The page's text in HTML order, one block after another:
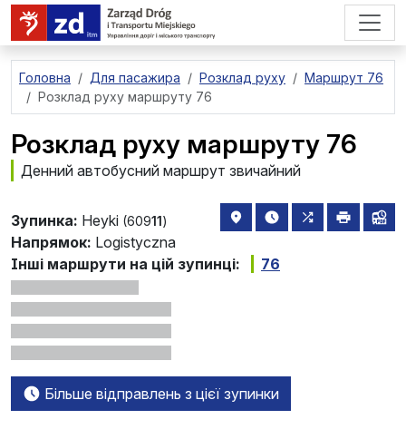
перейти до основного вмісту
Головна Для пасажира Розклад руху
Маршрут 76
Розклад руху маршруту 76
Розклад руху маршруту 76
Денний автобусний маршрут звичайний
Зупинка: Heyki (60911) розташування зупинки на
найближчі
всі
Напрямок: Logistyczna
Інші маршрути на цій зупинці:
76
Більше відправлень з цієї зупинки